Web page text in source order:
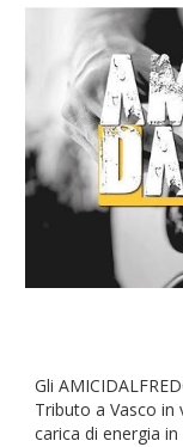
Gli
Tributo a Vasco in
carica di energia